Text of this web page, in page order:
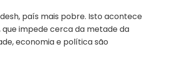
país mais pobre. Isto acontece
impede cerca da metade da
economia e política são